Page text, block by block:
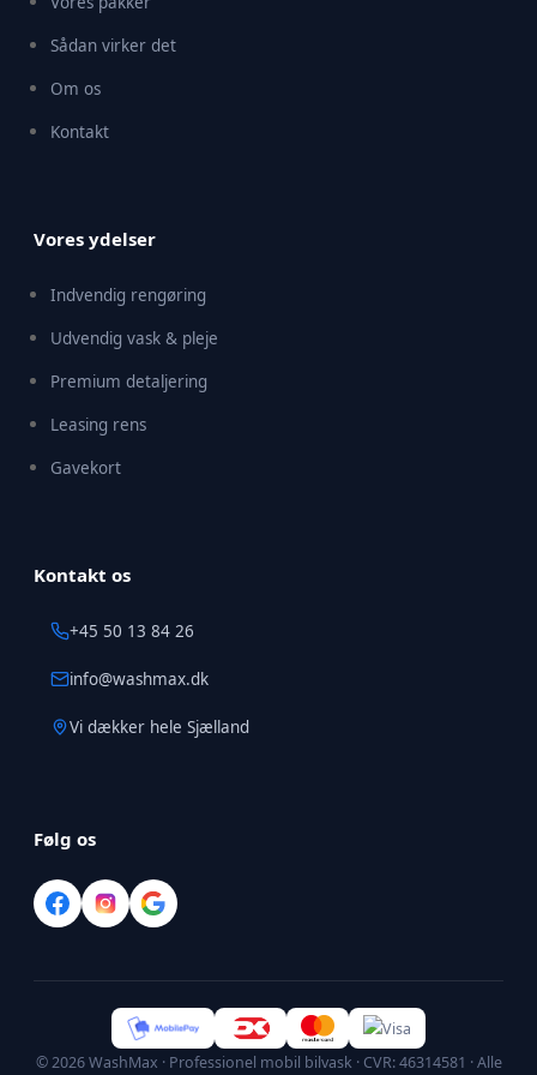
Sådan virker det
Om os
Kontakt
Vores ydelser
Indvendig rengøring
Udvendig vask & pleje
Premium detaljering
Leasing rens
Gavekort
Kontakt os
+45 50 13 84 26
info@washmax.dk
Vi dækker hele Sjælland
Følg os
©2026WashMax · Professionel mobil bilvask · CVR: 46314581 · Alle